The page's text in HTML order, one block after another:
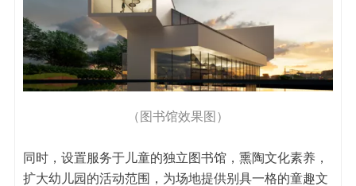
（图书馆效果图）
同时，设置服务于儿童的独立图书馆，熏陶文化素养，
扩大幼儿园的活动范围，为场地提供别具一格的童趣文